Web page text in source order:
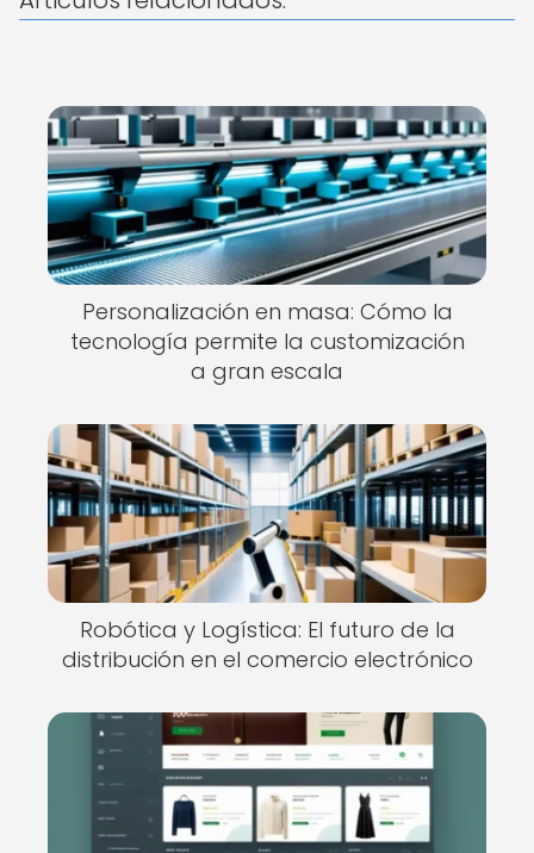
Personalización en masa: Cómo la
tecnología permite la customización
a gran escala
Robótica y Logística: El futuro de la
distribución en el comercio electrónico